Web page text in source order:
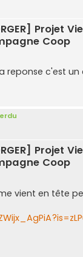
Projet
Coop
reponse c'est un
Projet
Coop
vient en tête